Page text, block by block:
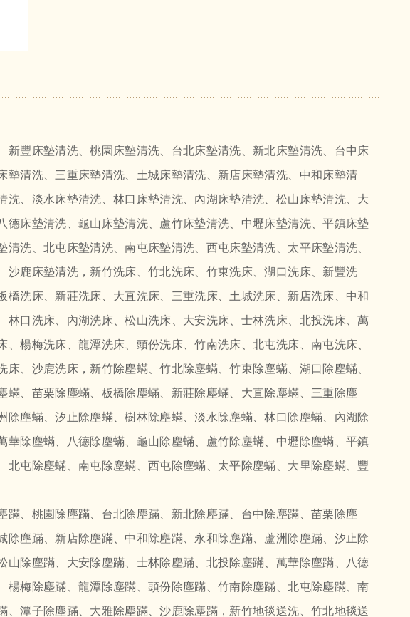
豐床墊清洗、桃園床墊清洗、台北床墊清洗、新北床墊清洗、台中床
清洗、三重床墊清洗、土城床墊清洗、新店床墊清洗、中和床墊清
、淡水床墊清洗、林口床墊清洗、內湖床墊清洗、松山床墊清洗、大
床墊清洗、龜山床墊清洗、蘆竹床墊清洗、中壢床墊清洗、平鎮床墊
洗、北屯床墊清洗、南屯床墊清洗、西屯床墊清洗、太平床墊清洗、
鹿床墊清洗，新竹洗床、竹北洗床、竹東洗床、湖口洗床、新豐洗
洗床、新莊洗床、大直洗床、三重洗床、土城洗床、新店洗床、中和
口洗床、內湖洗床、松山洗床、大安洗床、士林洗床、北投洗床、萬
楊梅洗床、龍潭洗床、頭份洗床、竹南洗床、北屯洗床、南屯洗床、
、沙鹿洗床，新竹除塵蟎、竹北除塵蟎、竹東除塵蟎、湖口除塵蟎、
、苗栗除塵蟎、板橋除塵蟎、新莊除塵蟎、大直除塵蟎、三重除塵
塵蟎、汐止除塵蟎、樹林除塵蟎、淡水除塵蟎、林口除塵蟎、內湖除
除塵蟎、八德除塵蟎、龜山除塵蟎、蘆竹除塵蟎、中壢除塵蟎、平鎮
屯除塵蟎、南屯除塵蟎、西屯除塵蟎、太平除塵蟎、大里除塵蟎、豐
、桃園除塵蹣、台北除塵蹣、新北除塵蹣、台中除塵蹣、苗栗除塵
塵蹣、新店除塵蹣、中和除塵蹣、永和除塵蹣、蘆洲除塵蹣、汐止除
除塵蹣、大安除塵蹣、士林除塵蹣、北投除塵蹣、萬華除塵蹣、八德
梅除塵蹣、龍潭除塵蹣、頭份除塵蹣、竹南除塵蹣、北屯除塵蹣、南
潭子除塵蹣、大雅除塵蹣、沙鹿除塵蹣，新竹地毯送洗、竹北地毯送